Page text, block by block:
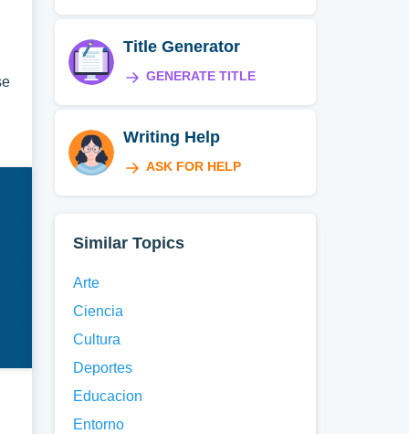
Title Generator
GENERATE TITLE
Writing Help
ASK FOR HELP
Similar Topics
Arte
Ciencia
Cultura
Deportes
Educacion
Entorno